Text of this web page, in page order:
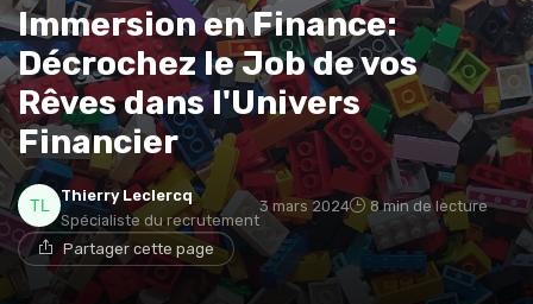
Immersion en Finance:
Décrochez le Job de vos
Rêves dans l'Univers
Financier
Thierry Leclercq
Spécialiste du recrutement
3 mars 2024 8 min de lecture
Partager cette page